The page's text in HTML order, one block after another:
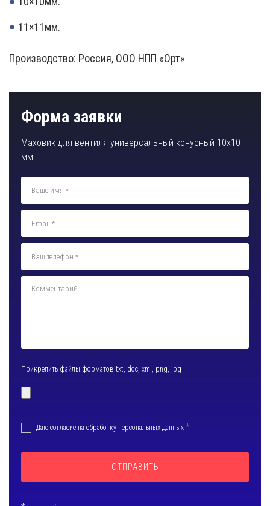
11×11мм.
Производство: Россия, ООО НПП «Орт»
Форма заявки
Маховик для вентиля универсальный конусный 10х10
мм
Прикрепить файлы форматов txt, doc, xml, png, jpg
Даю согласие на обработку персональных данных *